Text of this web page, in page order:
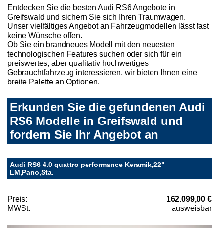
Entdecken Sie die besten Audi RS6 Angebote in
Greifswald und sichern Sie sich Ihren Traumwagen.
Unser vielfältiges Angebot an Fahrzeugmodellen lässt fast
keine Wünsche offen.
Ob Sie ein brandneues Modell mit den neuesten
technologischen Features suchen oder sich für ein
preiswertes, aber qualitativ hochwertiges
Gebrauchtfahrzeug interessieren, wir bieten Ihnen eine
breite Palette an Optionen.
Erkunden Sie die gefundenen Audi
RS6 Modelle in Greifswald und
fordern Sie Ihr Angebot an
Audi RS6 4.0 quattro performance Keramik,22"
LM,Pano,Sta.
Preis:
162.099,00 €
MWSt:
ausweisbar